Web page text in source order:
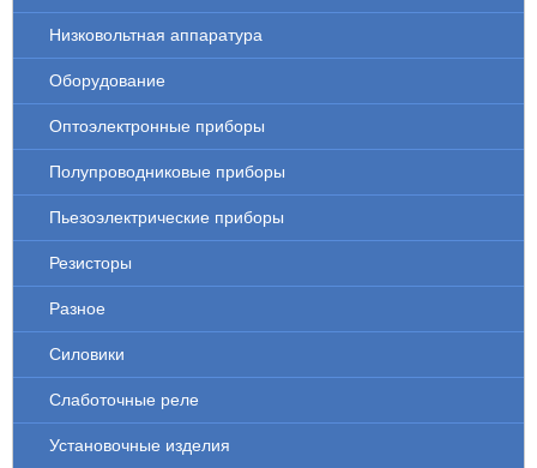
Низковольтная аппаратура
Оборудование
Оптоэлектронные приборы
Полупроводниковые приборы
Пьезоэлектрические приборы
Резисторы
Разное
Силовики
Слаботочные реле
Установочные изделия